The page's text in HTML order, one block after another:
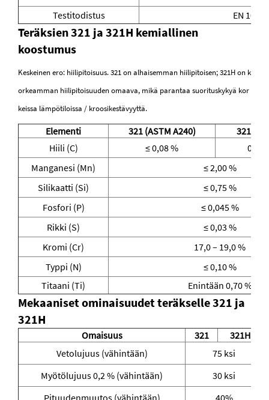
Testitodistus EN
Teräksien 321 ja 321H kemiallinen
koostumus
Keskeinen ero: hiilipitoisuus. 321 on alhaisemman hiilipitoisen; 321H on k
orkeamman hiilipitoisuuden omaava, mikä parantaa suorituskykyä kor
keissa lämpötiloissa / kroosikestävyyttä.
Elementi 321 (ASTM A240)
321H
Hiili (C)
≤ 0,08 %
0,04
Manganesi (Mn)
≤ 2,00 %
Silikaatti (Si)
≤ 0,75 %
Fosfori (P)
≤ 0,045 %
Rikki (S)
≤ 0,03 %
Kromi (Cr)
17,0 – 19,0 %
Typpi (N)
≤ 0,10 %
Titaani (Ti)
Enintään 0,70 %
Mekaaniset ominaisuudet teräkselle 321 ja
321H
Omaisuus 321
321H
Vetolujuus (vähintään)
75 ksi
Myötölujuus 0,2 % (vähintään)
30 ksi